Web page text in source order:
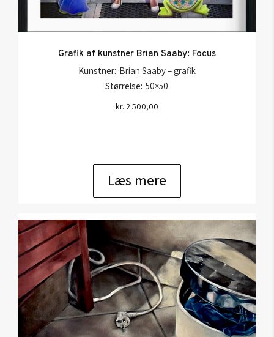
Grafik af kunstner Brian Saaby: Focus
Kunstner: Brian Saaby – grafik
Størrelse: 50×50
kr. 2.500,00
Læs mere